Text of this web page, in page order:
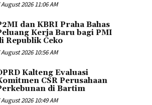
August 2026 11:06 AM
dan KBRI Praha Bahas
Kerja Baru bagi PMI
Republik Ceko
August 2026 10:56 AM
Kalteng Evaluasi
CSR Perusahaan
di Bartim
August 2026 10:49 AM